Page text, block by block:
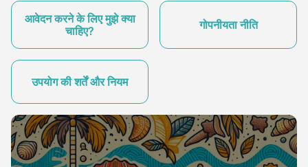
आवेदन करने के लिए मुझे क्या
चाहिए?
गोपनीयता नीति
उपयोग की शर्तें और नियम